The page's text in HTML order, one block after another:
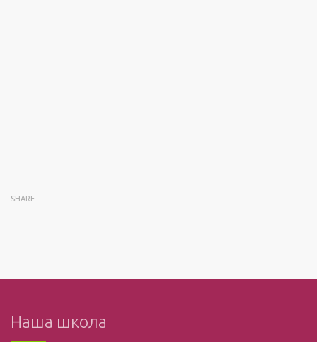
SHARE
Наша школа